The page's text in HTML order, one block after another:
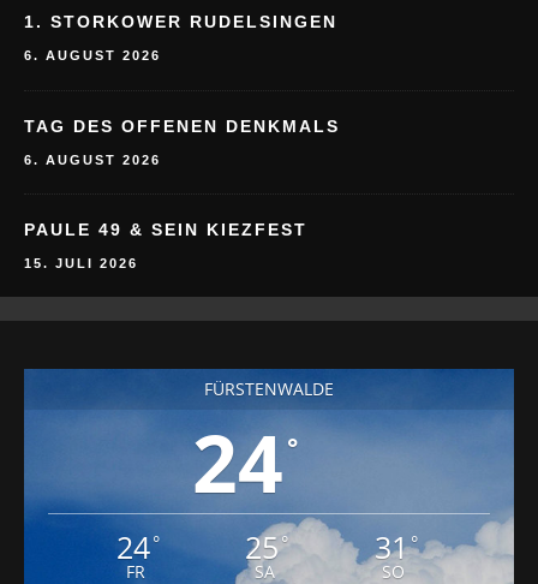
1. STORKOWER RUDELSINGEN
6. AUGUST 2026
TAG DES OFFENEN DENKMALS
6. AUGUST 2026
PAULE 49 & SEIN KIEZFEST
15. JULI 2026
FÜRSTENWALDE
24°
24°
FR
25°
SA
31°
SO